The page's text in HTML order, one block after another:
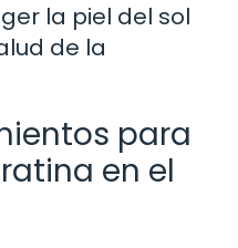
la piel del sol
de la
para
en el